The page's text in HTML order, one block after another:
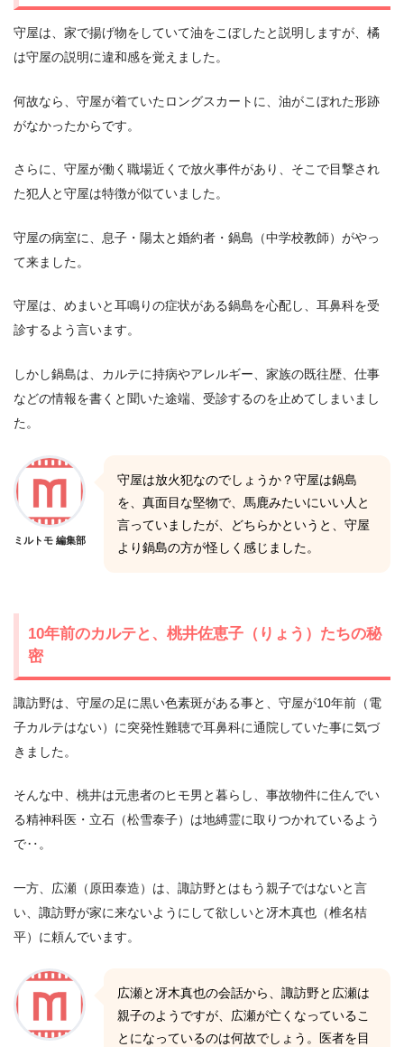
守屋は、家で揚げ物をしていて油をこぼしたと説明しますが、橘
は守屋の説明に違和感を覚えました。
何故なら、守屋が着ていたロングスカートに、油がこぼれた形跡
がなかったからです。
さらに、守屋が働く職場近くで放火事件があり、そこで目撃され
た犯人と守屋は特徴が似ていました。
守屋の病室に、息子・陽太と婚約者・鍋島（中学校教師）がやっ
て来ました。
守屋は、めまいと耳鳴りの症状がある鍋島を心配し、耳鼻科を受
診するよう言います。
しかし鍋島は、カルテに持病やアレルギー、家族の既往歴、仕事
などの情報を書くと聞いた途端、受診するのを止めてしまいまし
た。
ミルトモ 編集部
守屋は放火犯なのでしょうか？守屋は鍋島
を、真面目な堅物で、馬鹿みたいにいい人と
言っていましたが、どちらかというと、守屋
より鍋島の方が怪しく感じました。
10年前のカルテと、桃井佐恵子（りょう）たちの秘
密
諏訪野は、守屋の足に黒い色素斑がある事と、守屋が10年前（電
子カルテはない）に突発性難聴で耳鼻科に通院していた事に気づ
きました。
そんな中、桃井は元患者のヒモ男と暮らし、事故物件に住んでい
る精神科医・立石（松雪泰子）は地縛霊に取りつかれているよう
で‥。
一方、広瀬（原田泰造）は、諏訪野とはもう親子ではないと言
い、諏訪野が家に来ないようにして欲しいと冴木真也（椎名桔
平）に頼んでいます。
広瀬と冴木真也の会話から、諏訪野と広瀬は
親子のようですが、広瀬が亡くなっているこ
とになっているのは何故でしょう。医者を目